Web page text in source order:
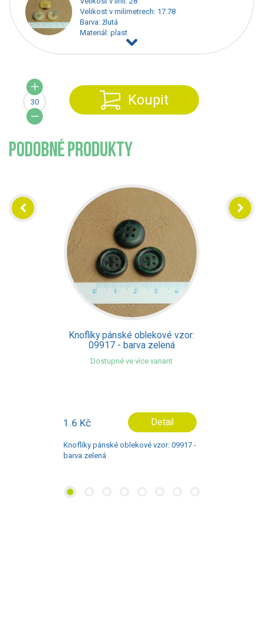
Velikost v milimetrech: 17.78
Barva: žlutá
Materiál: plast
Koupit
PODOBNÉ PRODUKTY
Knoflíky pánské oblekové vzor:
09917 - barva zelená
Dostupné ve více variant
1.6 Kč Detail
Knoflíky pánské oblekové vzor: 09917 -
barva zelená